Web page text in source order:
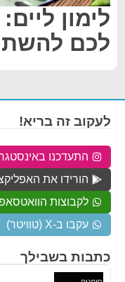
לכם
כתבות בשבילך
לעקוב זה בריא!
התעדכנו
הורידו את
לקבוצות הוואטסאפ
עקבו ב-X (טוויטר)